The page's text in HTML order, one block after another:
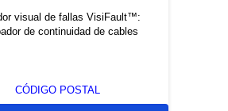
visual de fallas VisiFault™:
de continuidad de cables
CÓDIGO POSTAL